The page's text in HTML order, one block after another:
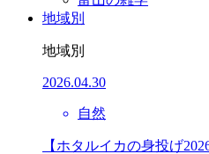
地域別
地域別
2026.04.30
自然
【ホタルイカの身投げ